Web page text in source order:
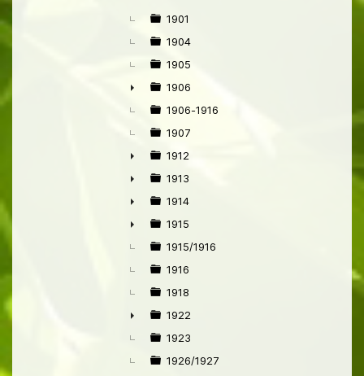
►
1901
1904
1905
►
1906
1906-1916
1907
►
1912
►
1913
►
1914
►
1915
1915/1916
1916
1918
►
1922
1923
1926/1927